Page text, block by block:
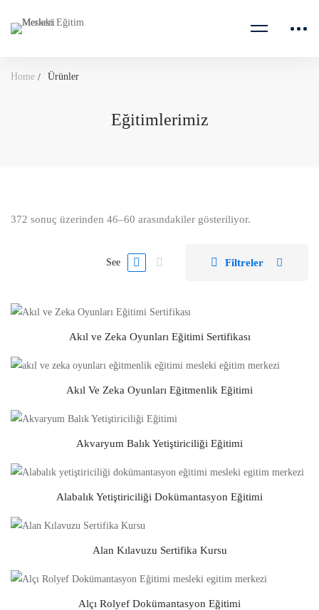
Home Ürünler
Eğitimlerimiz
372 sonuç üzerinden 46–60 arasındakiler gösteriliyor.
See Filtreler
Akıl ve Zeka Oyunları Eğitimi Sertifikası
Akıl Ve Zeka Oyunları Eğitmenlik Eğitimi
Akvaryum Balık Yetiştiriciliği Eğitimi
Alabalık Yetiştiriciliği Dokümantasyon Eğitimi
Alan Kılavuzu Sertifika Kursu
Alçı Rolyef Dokümantasyon Eğitimi